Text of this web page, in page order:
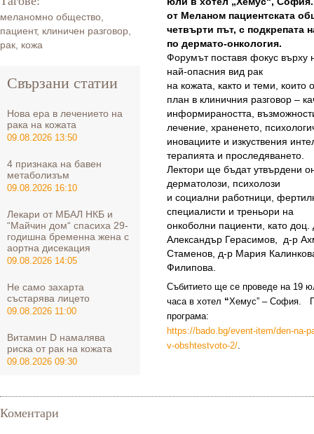
от Меланом пациентската
четвърти път, с подкрепата
по дермато-онкология.
Форумът поставя фокус върху
най-опасния вид рак
на кожата, както и теми, които
план в клиничния разговор –
информираността,
лечение, храненето,
иновациите и изкуствения
терапията и проследяването.
Лектори ще бъдат утвърдени
дерматолози, психолози
и социални работници,
специалисти и треньори на
онкоболни пациенти, като
Александър Герасимов, д-р
Стаменов, д-р Мария
Филипова.
Събитието ще се проведе на 19
часа в хотел “Хемус” – София.
програма:
https://bado.bg/event-item/den-na-
v-obshtestvoto-2/.
меланомно общество
пациент, клиничен разговор
рак кожа
Свързани статии
Нова ера в лечението на
рака на кожата
09.08.2026 13:50
4 признака на бавен
метаболизъм
09.08.2026 16:10
Лекари от МБАЛ НКБ и
“Майчин дом“ спасиха 29-
годишна бременна жена с
аортна дисекация
09.08.2026 14:05
Не само захарта
състарява лицето
09.08.2026 11:00
Витамин D намалява
риска от рак на кожата
09.08.2026 09:30
Коментари